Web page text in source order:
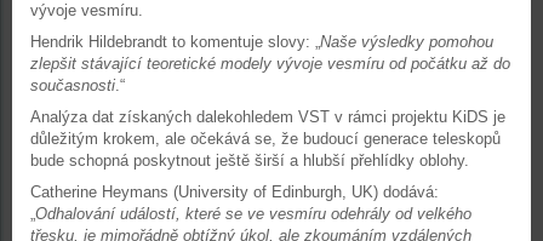
vývoje vesmíru.
Hendrik Hildebrandt to komentuje slovy: „Naše výsledky pomohou
zlepšit stávající teoretické modely vývoje vesmíru od počátku až do
současnosti.“
Analýza dat získaných dalekohledem VST v rámci projektu KiDS je
důležitým krokem, ale očekává se, že budoucí generace teleskopů
bude schopná poskytnout ještě širší a hlubší přehlídky oblohy.
Catherine Heymans (University of Edinburgh, UK) dodává:
„Odhalování událostí, které se ve vesmíru odehrály od velkého
třesku, je mimořádně obtížný úkol, ale zkoumáním vzdálených